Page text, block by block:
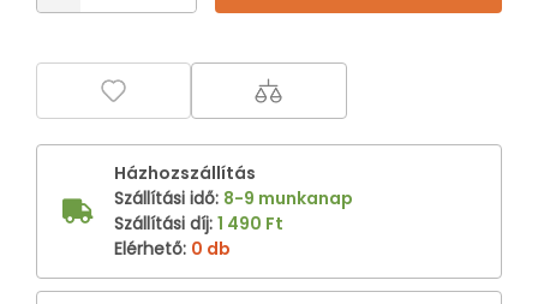
Házhozszállítás
Szállítási idő: 8-9 munkanap
Szállítási díj: 1 490 Ft
Elérhető: 0 db